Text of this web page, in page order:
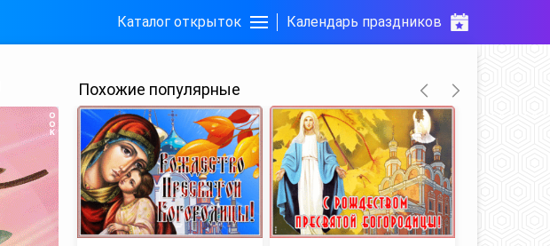
Каталог открыток Календарь праздников
Похожие популярные